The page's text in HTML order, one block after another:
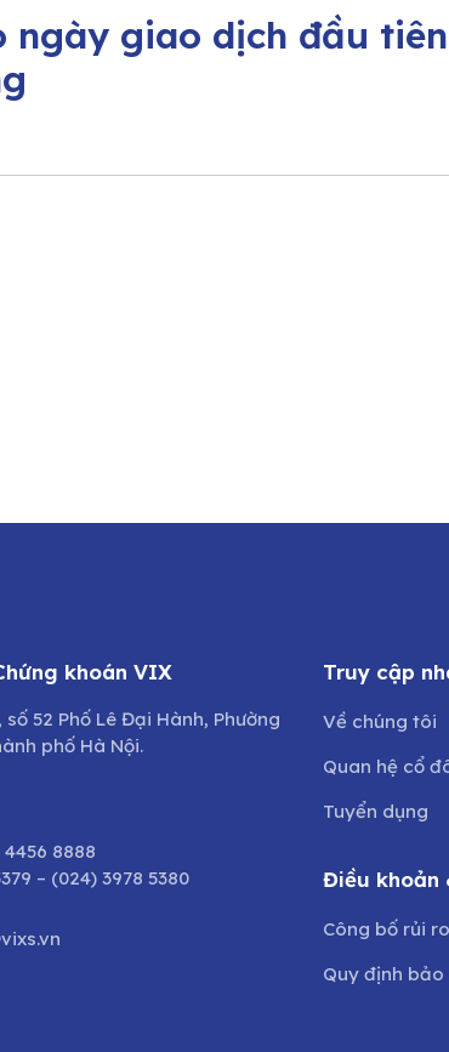
ngày giao dịch đầu
khoán VIX
52 Phố Lê Đại Hành, Phường
phố Hà Nội.
4456 8888
– (024) 3978 5380
Truy cập
Về chúng tôi
Quan hệ cổ
Tuyển dụng
Điều khoản
Công bố rủi ro
Quy định